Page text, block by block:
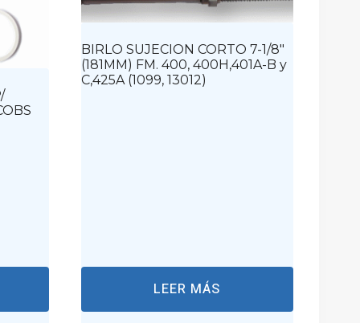
BIRLO SUJECION CORTO 7-1/8″
(181MM) FM. 400, 400H,401A-B y
C,425A (1099, 13012)
LEER MÁS